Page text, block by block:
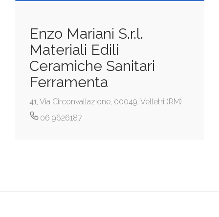
Enzo Mariani S.r.l.
Materiali Edili
Ceramiche Sanitari
Ferramenta
41, Via Circonvallazione, 00049, Velletri (RM)
06 9626187